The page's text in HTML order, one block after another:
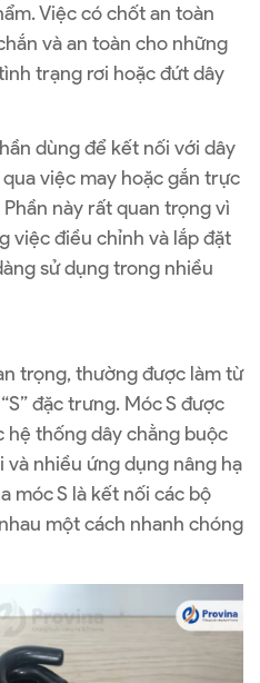
Việc có chốt an toàn
và an toàn cho những
trạng rơi hoặc đứt dây
dùng để kết nối với dây
việc may hoặc gắn trực
này rất quan trọng vì
việc điều chỉnh và lắp đặt
sử dụng trong nhiều
trọng, thường được làm từ
đặc trưng. Móc S được
hệ thống dây chằng buộc
và nhiều ứng dụng nâng hạ
móc S là kết nối các bộ
một cách nhanh chóng